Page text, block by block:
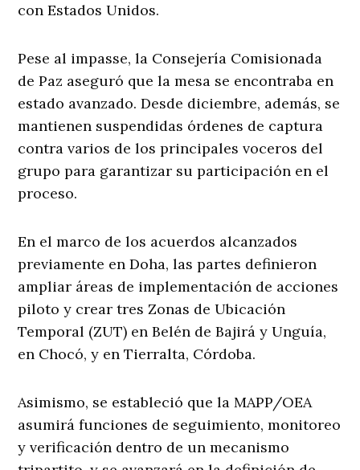
con Estados Unidos.
Pese al impasse, la Consejería Comisionada
de Paz aseguró que la mesa se encontraba en
estado avanzado. Desde diciembre, además, se
mantienen suspendidas órdenes de captura
contra varios de los principales voceros del
grupo para garantizar su participación en el
proceso.
En el marco de los acuerdos alcanzados
previamente en Doha, las partes definieron
ampliar áreas de implementación de acciones
piloto y crear tres Zonas de Ubicación
Temporal (ZUT) en Belén de Bajirá y Unguía,
en Chocó, y en Tierralta, Córdoba.
Asimismo, se estableció que la MAPP/OEA
asumirá funciones de seguimiento, monitoreo
y verificación dentro de un mecanismo